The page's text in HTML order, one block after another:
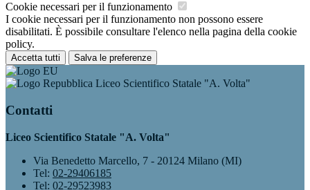
Cookie necessari per il funzionamento
I cookie necessari per il funzionamento non possono essere
disabilitati. È possibile consultare l'elenco nella pagina della cookie
policy.
Accetta tutti Salva le preferenze
Liceo Scientifico Statale "A. Volta"
Contatti
Liceo Scientifico Statale "A. Volta"
Via Benedetto Marcello, 7 - 20124 Milano (MI)
Tel: 02-29406185
Tel: 02-29523983